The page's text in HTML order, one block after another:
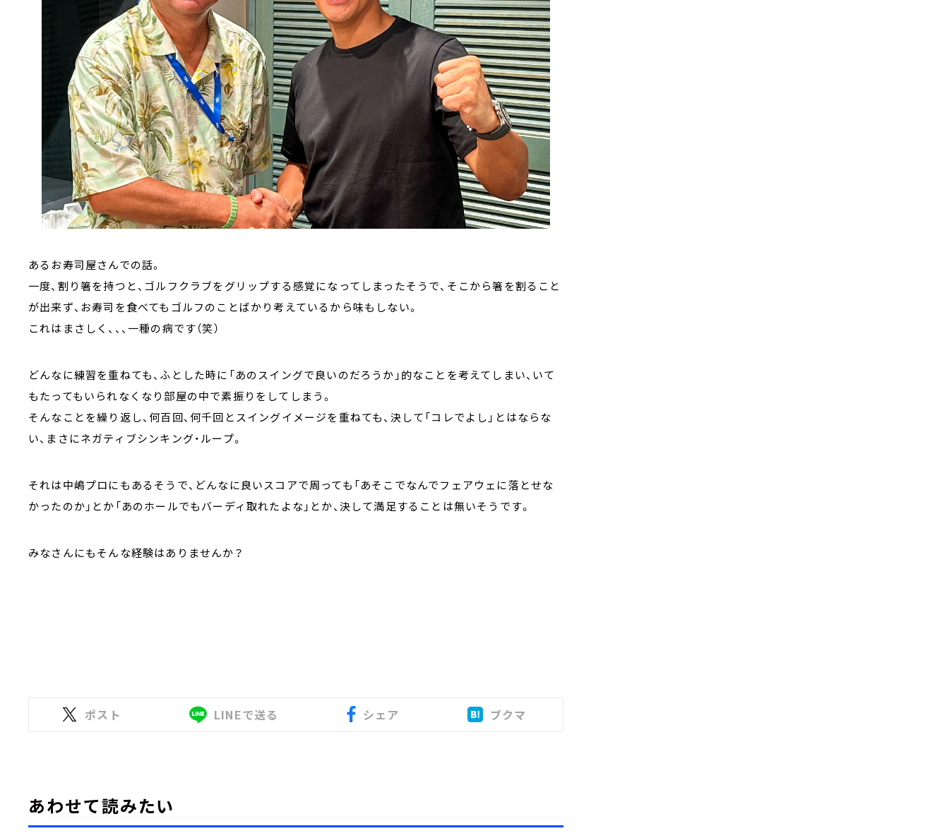
あるお寿司屋さんでの話。
一度、割り箸を持つと、ゴルフクラブをグリップする感覚になってしまったそうで、そこから箸を割ること
が出来ず、お寿司を食べてもゴルフのことばかり考えているから味もしない。
これはまさしく、、、一種の病です（笑）
どんなに練習を重ねても、ふとした時に「あのスイングで良いのだろうか」的なことを考えてしまい、いて
もたってもいられなくなり部屋の中で素振りをしてしまう。
そんなことを繰り返し、何百回、何千回とスイングイメージを重ねても、決して「コレでよし」とはならな
い、まさにネガティブシンキング・ループ。
それは中嶋プロにもあるそうで、どんなに良いスコアで周っても「あそこでなんでフェアウェに落とせな
かったのか」とか「あのホールでもバーディ取れたよな」とか、決して満足することは無いそうです。
みなさんにもそんな経験はありませんか？
ポスト LINEで送る シェア ブクマ
あわせて読みたい